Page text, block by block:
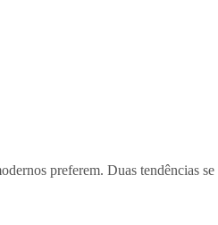
preferem. Duas tendências